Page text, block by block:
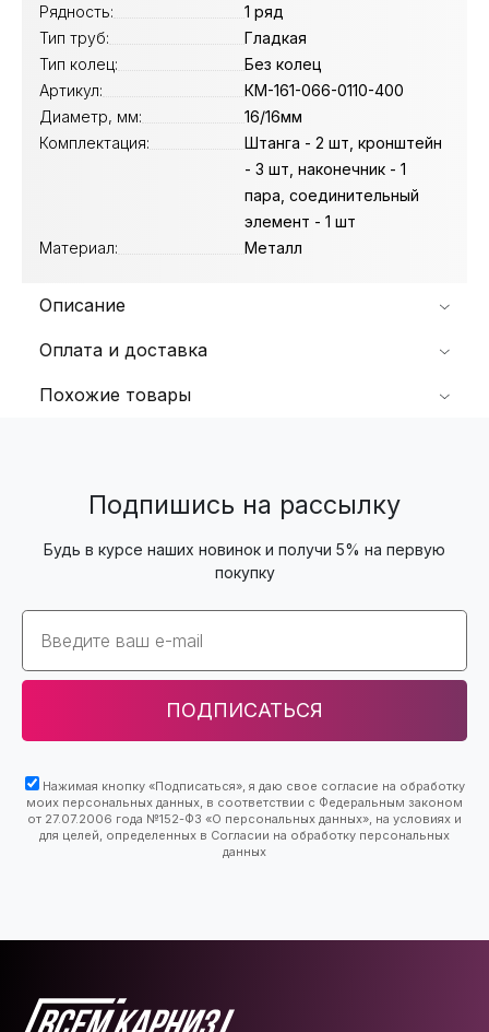
Рядность:
1 ряд
Тип труб:
Гладкая
Тип колец:
Без колец
Артикул:
КМ-161-066-0110-400
Диаметр, мм:
16/16мм
Комплектация:
Штанга - 2 шт, кронштейн
- 3 шт, наконечник - 1
пара, соединительный
элемент - 1 шт
Материал:
Металл
Описание
Оплата и доставка
Похожие товары
Подпишись на рассылку
Будь в курсе наших новинок и получи 5% на первую
покупку
Email
ПОДПИСАТЬСЯ
Нажимая кнопку «Подписаться», я даю свое согласие на обработку
моих персональных данных, в соответствии с Федеральным законом
от 27.07.2006 года №152-ФЗ «О персональных данных», на условиях и
для целей, определенных в Согласии на обработку персональных
данных